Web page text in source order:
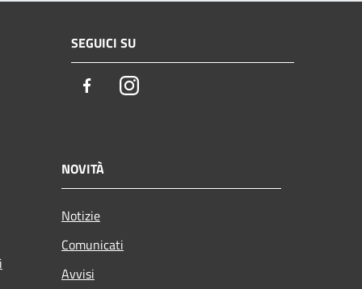
SEGUICI SU
FacebookInstagram
NOVITÀ
Notizie
Comunicati
Avvisi